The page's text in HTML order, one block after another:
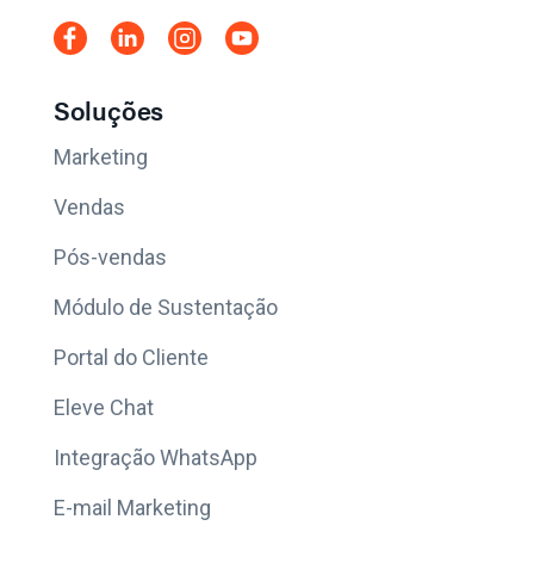
Soluções
Marketing
Vendas
Pós-vendas
Módulo de Sustentação
Portal do Cliente
Eleve Chat
Integração WhatsApp
E-mail Marketing